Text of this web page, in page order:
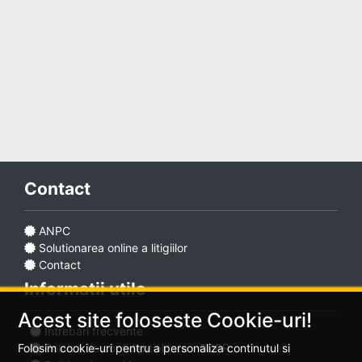
Favorite
Ajutor
Contact
ANPC
Solutionarea online a litigiilor
Contact
Informatii utile
Intrebari frecvente
Politica de confidentialitate - GDPR
Acest site foloseste Cookie-uri!
Folosim cookie-uri pentru a personaliza continutul si